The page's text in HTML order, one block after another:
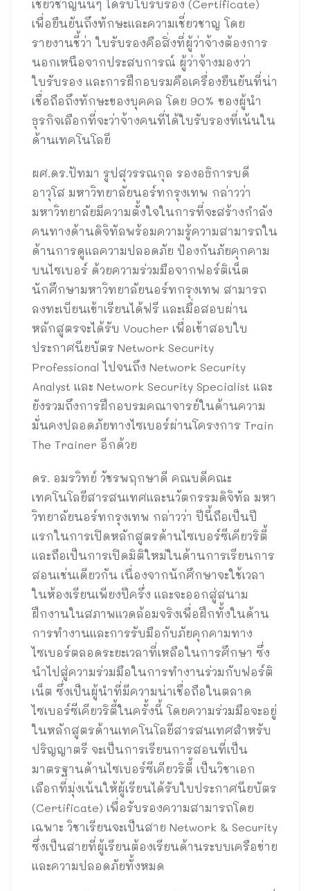
เชี่ยวชาญนั้นๆ ได้รับใบรับรอง (Certificate)
เพื่อยืนยันถึงทักษะและความเชี่ยวชาญ โดย
รายงานชี้ว่า ใบรับรองคือสิ่งที่ผู้ว่าจ้างต้องการ
นอกเหนือจากประสบการณ์ ผู้ว่าจ้างมองว่า
ใบรับรอง และการฝึกอบรมคือเครื่องยืนยันที่น่า
เชื่อถือถึงทักษะของบุคคล โดย 90% ของผู้นำ
ธุรกิจเลือกที่จะว่าจ้างคนที่ได้ใบรับรองที่เน้นใน
ด้านเทคโนโลยี
ผศ.ดร.ปัทมา รูปสุวรรณกุล รองอธิการบดี
อาวุโส มหาวิทยาลัยนอร์ทกรุงเทพ กล่าวว่า
มหาวิทยาลัยมีความตั้งใจในการที่จะสร้างกำลัง
คนทางด้านดิจิทัลพร้อมความรู้ความสามารถใน
ด้านการดูแลความปลอดภัย ป้องกันภัยคุกคาม
บนไซเบอร์ ด้วยความร่วมมือจากฟอร์ติเน็ต
นักศึกษามหาวิทยาลัยนอร์ทกรุงเทพ สามารถ
ลงทะเบียนเข้าเรียนได้ฟรี และเมื่อสอบผ่าน
หลักสูตรจะได้รับ Voucher เพื่อเข้าสอบใบ
ประกาศนียบัตร Network Security
Professional ไปจนถึง Network Security
Analyst และ Network Security Specialist และ
ยังรวมถึงการฝึกอบรมคณาจารย์ในด้านความ
มั่นคงปลอดภัยทางไซเบอร์ผ่านโครงการ Train
The Trainer อีกด้วย
ดร. อมรวิทย์ วัชรพฤกษาดี คณบดีคณะ
เทคโนโลยีสารสนเทศและนวัตกรรมดิจิทัล มหา
วิทยาลัยนอร์ทกรุงเทพ กล่าวว่า ปีนี้ถือเป็นปี
แรกในการเปิดหลักสูตรด้านไซเบอร์ซีเคียวริตี้
และถือเป็นการเปิดมิติใหม่ในด้านการเรียนการ
สอนเช่นเดียวกัน เนื่องจากนักศึกษาจะใช้เวลา
ในห้องเรียนเพียงปีครึ่ง และจะออกสู่สนาม
ฝึกงานในสภาพแวดล้อมจริงเพื่อฝึกทั้งในด้าน
การทำงานและการรับมือกับภัยคุกคามทาง
ไซเบอร์ตลอดระยะเวลาที่เหลือในการศึกษา ซึ่ง
นำไปสู่ความร่วมมือในการทำงานร่วมกับฟอร์ติ
เน็ต ซึ่งเป็นผู้นำที่มีความน่าเชื่อถือในตลาด
ไซเบอร์ซีเคียวริตี้ในครั้งนี้ โดยความร่วมมือจะอยู่
ในหลักสูตรด้านเทคโนโลยีสารสนเทศสำหรับ
ปริญญาตรี จะเป็นการเรียนการสอนที่เป็น
มาตรฐานด้านไซเบอร์ซีเคียวริตี้ เป็นวิชาเอก
เลือกที่มุ่งเน้นให้ผู้เรียนได้รับใบประกาศนียบัตร
(Certificate) เพื่อรับรองความสามารถโดย
เฉพาะ วิชาเรียนจะเป็นสาย Network & Security
ซึ่งเป็นสายที่ผู้เรียนต้องเรียนด้านระบบเครือข่าย
และความปลอดภัยทั้งหมด